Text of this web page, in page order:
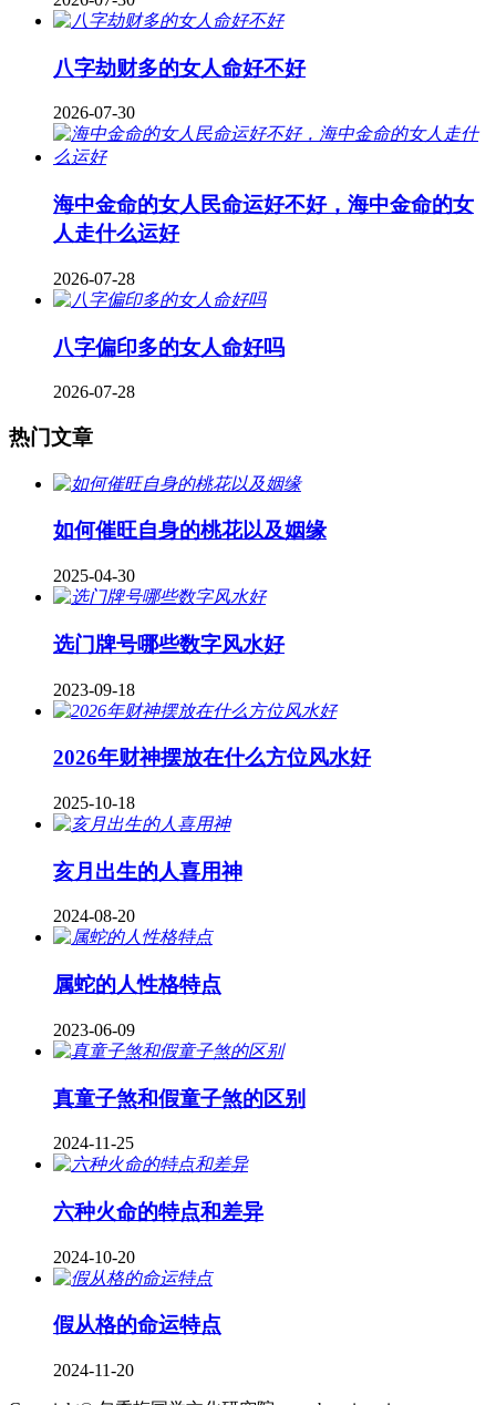
八字劫财多的女人命好不好
2026-07-30
海中金命的女人民命运好不好，海中金命的女
人走什么运好
2026-07-28
八字偏印多的女人命好吗
2026-07-28
热门文章
如何催旺自身的桃花以及姻缘
2025-04-30
​选门牌号哪些数字风水好
2023-09-18
2026年财神摆放在什么方位风水好
2025-10-18
亥月出生的人喜用神
2024-08-20
属蛇的人性格特点
2023-06-09
真童子煞和假童子煞的区别
2024-11-25
六种火命的特点和差异
2024-10-20
假从格的命运特点
2024-11-20